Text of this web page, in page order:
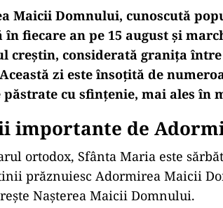
Maicii Domnului, cunoscută
fiecare an pe 15 august și
creștin, considerată granița
zi este însoțită de
cu sfințenie, mai ales în
importante de
ortodox, Sfânta Maria este
prăznuiesc Adormirea Maicii
Nașterea Maicii Domnului.